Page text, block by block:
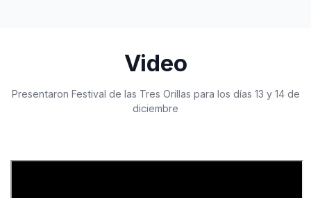
Video
Presentaron Festival de las Tres Orillas para los días 13 y 14 de
diciembre